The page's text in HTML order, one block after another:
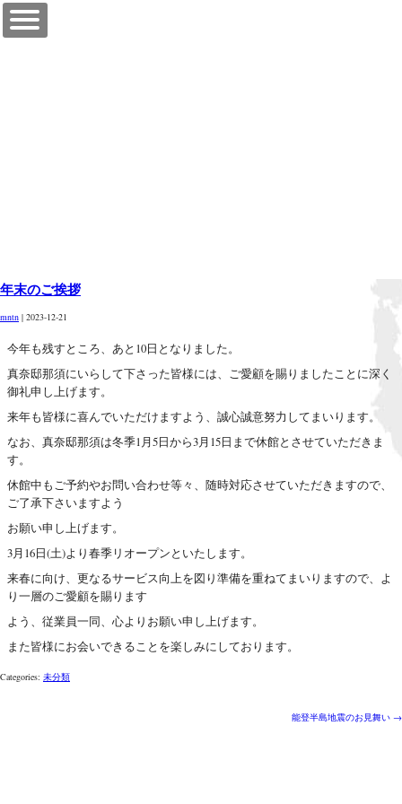
【公式】真奈邸那須
年末のご挨拶
mntn | 2023-12-21
今年も残すところ、あと10日となりました。
真奈邸那須にいらして下さった皆様には、ご愛顧を賜りましたことに深く
御礼申し上げます。
来年も皆様に喜んでいただけますよう、誠心誠意努力してまいります。
なお、真奈邸那須は冬季1月5日から3月15日まで休館とさせていただきま
す。
休館中もご予約やお問い合わせ等々、随時対応させていただきますので、
ご了承下さいますよう
お願い申し上げます。
3月16日(土)より春季リオープンといたします。
来春に向け、更なるサービス向上を図り準備を重ねてまいりますので、よ
り一層のご愛顧を賜ります
よう、従業員一同、心よりお願い申し上げます。
また皆様にお会いできることを楽しみにしております。
Categories: 未分類
能登半島地震のお見舞い →